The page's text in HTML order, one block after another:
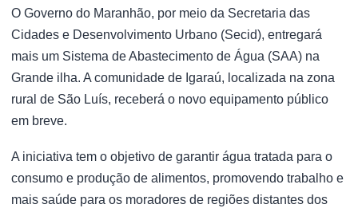
O Governo do Maranhão, por meio da Secretaria das
Cidades e Desenvolvimento Urbano (Secid), entregará
mais um Sistema de Abastecimento de Água (SAA) na
Grande ilha. A comunidade de Igaraú, localizada na zona
rural de São Luís, receberá o novo equipamento público
em breve.
A iniciativa tem o objetivo de garantir água tratada para o
consumo e produção de alimentos, promovendo trabalho e
mais saúde para os moradores de regiões distantes dos